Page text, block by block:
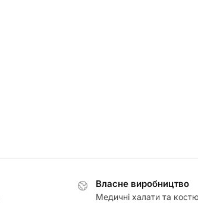
Власне виробництво
Медичні халати та